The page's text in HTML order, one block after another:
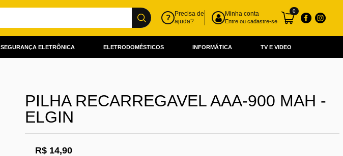
?
Precisa de
ajuda?
Minha conta
Entre ou cadastre-se
0
SEGURANÇA ELETRÔNICA ELETRODOMÉSTICOS INFORMÁTICA TV E VIDEO
PILHA RECARREGAVEL AAA-900 MAH -
ELGIN
R$ 14,90